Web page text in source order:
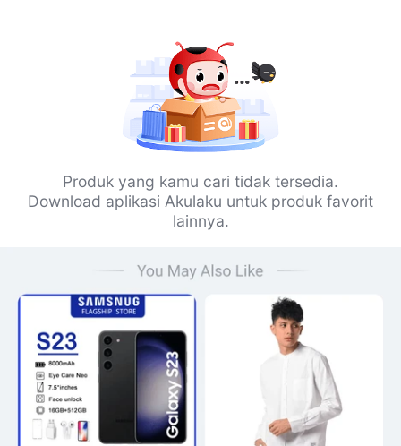
Produk yang kamu cari tidak tersedia.
Download aplikasi Akulaku untuk produk favorit
lainnya.